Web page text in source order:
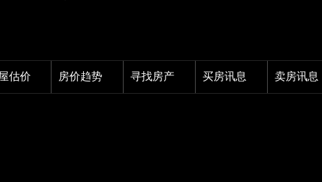
估价 房价趋势 寻找房产 买房讯息 卖房讯息